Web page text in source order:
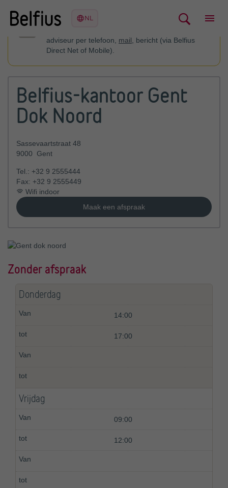
adviseur per telefoon, mail , bericht (via Belfius
Direct Net of Mobile).
Belfius-kantoor Gent
Dok Noord
Sassevaartstraat 48
9000
Gent
Tel.: +32 9 2555444
Fax: +32 9 2555449
Wifi indoor
Maak een afspraak
Zonder afspraak
Donderdag
14:00
17:00
Vrijdag
09:00
12:00